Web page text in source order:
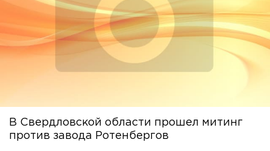
В Свердловской области прошел митинг
против завода Ротенбергов